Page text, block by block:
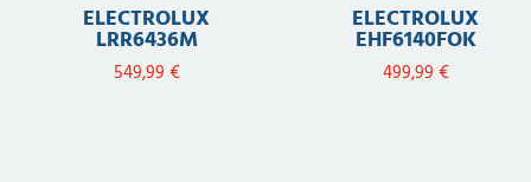
ELECTROLUX
LRR6436M
549,99 €
ELECTROLUX
EHF6140FOK
499,99 €